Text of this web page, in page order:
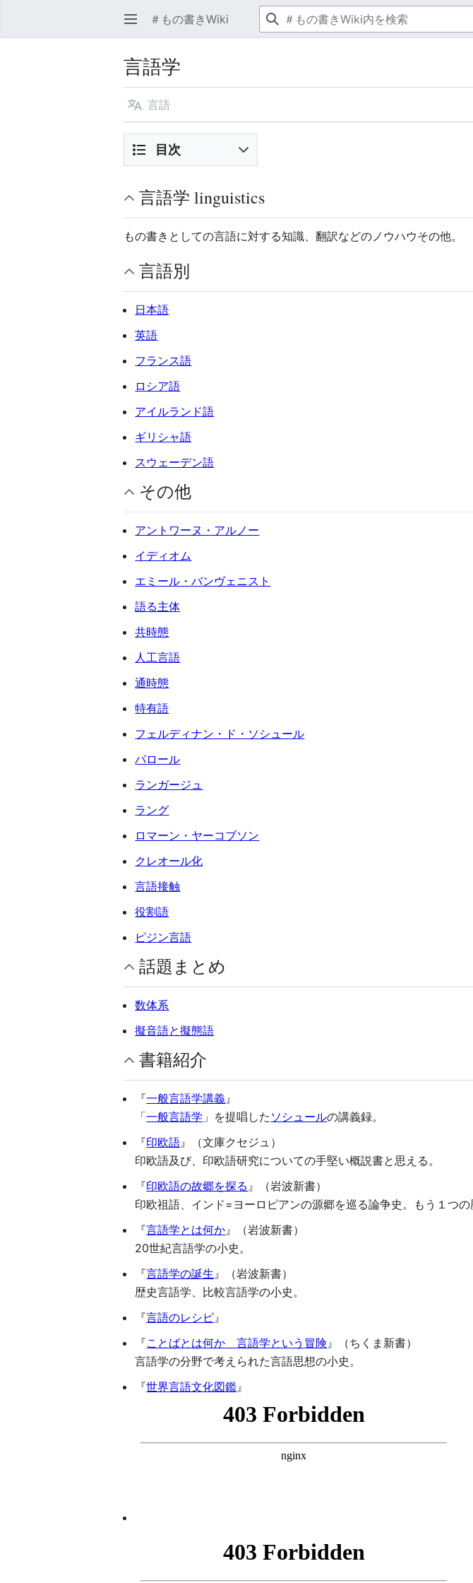
＃もの書きWiki
言語学
言語
目次
言語学 linguistics
もの書きとしての言語に対する知識、翻訳などのノウハウその他。
言語別
日本語
英語
フランス語
ロシア語
アイルランド語
ギリシャ語
スウェーデン語
その他
アントワーヌ・アルノー
イディオム
エミール・バンヴェニスト
語る主体
共時態
人工言語
通時態
特有語
フェルディナン・ド・ソシュール
パロール
ランガージュ
ラング
ロマーン・ヤーコブソン
クレオール化
言語接触
役割語
ピジン言語
話題まとめ
数体系
擬音語と擬態語
書籍紹介
『一般言語学講義』
「一般言語学 」を提唱した ソシュールの講義録。
『印欧語』（文庫クセジュ）
印欧語及び、印欧語研究についての手堅い概説書と思える。
『印欧語の故郷を探る 』（岩波新書）
印欧祖語、インド=ヨーロピアンの源郷を巡る論争史。もう１つの
『言語学とは何か』（岩波新書）
20世紀言語学の小史。
『言語学の誕生』（岩波新書）
歴史言語学、比較言語学の小史。
『言語のレシピ』
『ことばとは何か 言語学という冒険』（ちくま新書）
言語学の分野で考えられた言語思想の小史。
『世界言語文化図鑑』